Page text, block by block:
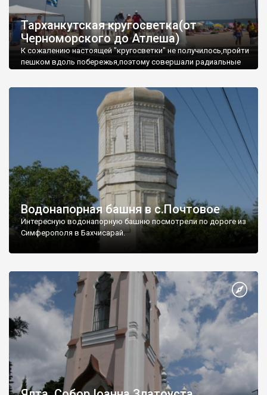
Тарханкутская кругосветка(от
Черноморского до Атлеша)
К сожалению настоящей "кругосветки" не получилось,пройти
пешком вдоль побережья,поэтому совершали радиальные
Водонапорная башня в с.Почтовое
Интересную водонапорную башню посмотрели по дороге из
Симферополя в Бахчисарай.